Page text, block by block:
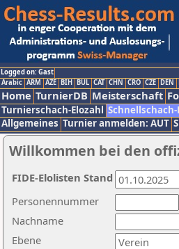
Logged on: Gast
Arabic ARM AZE BIH BUL CAT CHN CRO CZE DEN
Home TurnierDB Meisterschaft
Turnierschach-Elozahl Schnellschach-
Allgemeines Turnier anmelden: AUT
Willkommen bei den
Nachname
Ebene
Personennummer
FIDE-Elolisten Stand